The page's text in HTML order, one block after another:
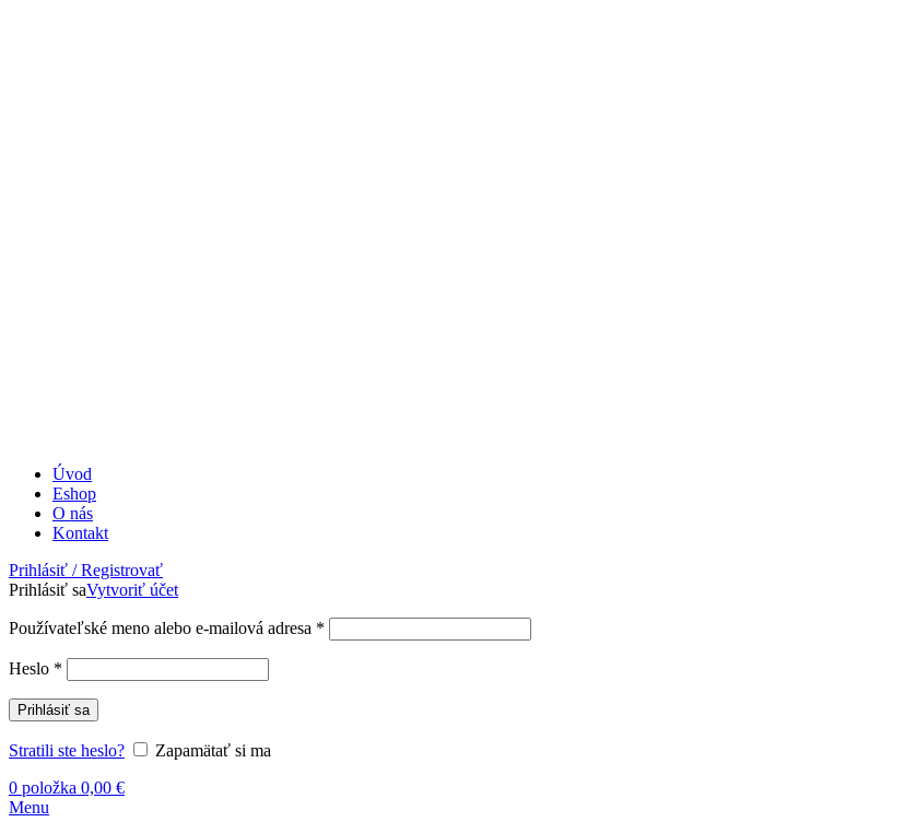
Úvod
Eshop
O nás
Kontakt
Prihlásiť / Registrovať
Prihlásiť saVytvoriť účet
Používateľské meno alebo e-mailová adresa *
Heslo *
Prihlásiť sa
Stratili ste heslo?
Zapamätať si ma
0 položka 0,00 €
Menu